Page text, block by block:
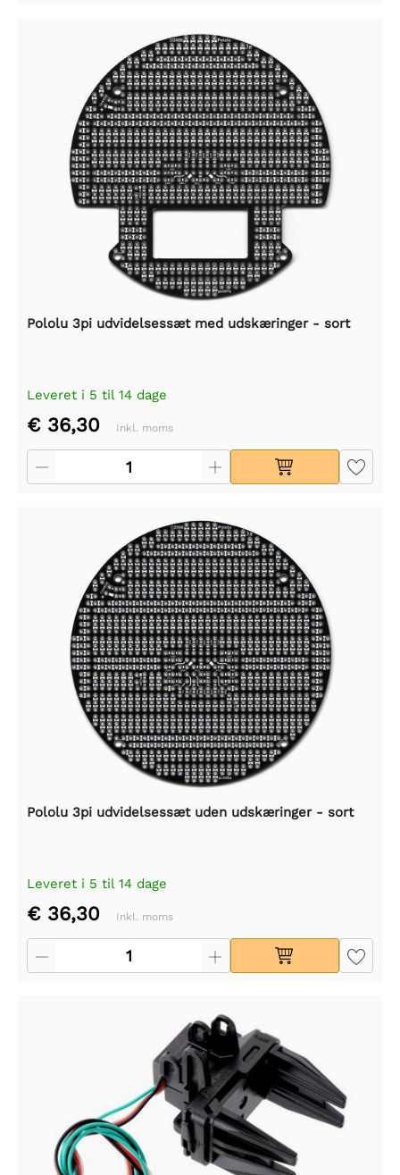
Pololu 3pi udvidelsessæt med udskæringer - sort
Leveret i 5 til 14 dage
€ 36,30 Inkl. moms
Pololu 3pi udvidelsessæt uden udskæringer - sort
Leveret i 5 til 14 dage
€ 36,30 Inkl. moms